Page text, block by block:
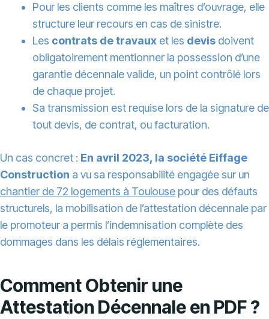
Pour les clients comme les maîtres d’ouvrage, elle
structure leur recours en cas de sinistre.
Les contrats de travaux et les devis doivent
obligatoirement mentionner la possession d’une
garantie décennale valide, un point contrôlé lors
de chaque projet.
Sa transmission est requise lors de la signature de
tout devis, de contrat, ou facturation.
Un cas concret : En avril 2023, la société Eiffage
Construction a vu sa responsabilité engagée sur un
chantier de 72 logements à Toulouse pour des défauts
structurels, la mobilisation de l’attestation décennale par
le promoteur a permis l’indemnisation complète des
dommages dans les délais réglementaires.
Comment Obtenir une
Attestation Décennale en PDF ?